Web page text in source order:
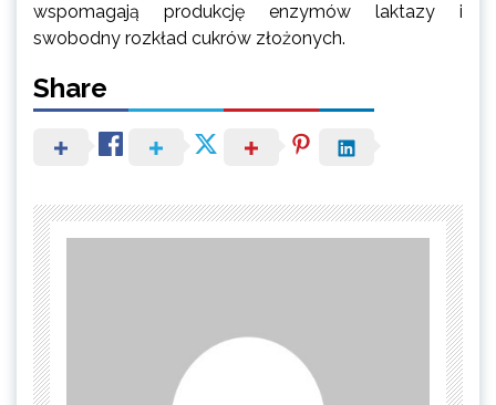
wspomagają produkcję enzymów laktazy i
swobodny rozkład cukrów złożonych.
Share